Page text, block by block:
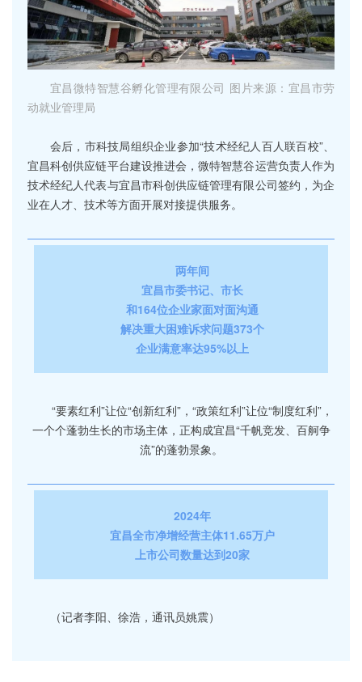
宜昌微特智慧谷孵化管理有限公司 图片来源：宜昌市劳
动就业管理局
会后，市科技局组织企业参加“技术经纪人百人联百校”、
宜昌科创供应链平台建设推进会，微特智慧谷运营负责人作为
技术经纪人代表与宜昌市科创供应链管理有限公司签约，为企
业在人才、技术等方面开展对接提供服务。
两年间
宜昌市委书记、市长
和164位企业家面对面沟通
解决重大困难诉求问题373个
企业满意率达95%以上
“要素红利”让位“创新红利”，“政策红利”让位“制度红利”，
一个个蓬勃生长的市场主体，正构成宜昌“千帆竞发、百舸争
流”的蓬勃景象。
2024年
宜昌全市净增经营主体11.65万户
上市公司数量达到20家
（记者李阳、徐浩，通讯员姚震）